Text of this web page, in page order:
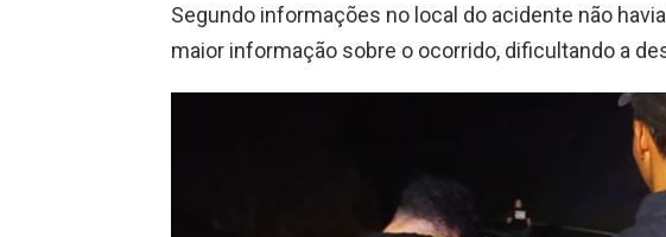
Segundo informações no local do acidente não
maior informação sobre o ocorrido, dificultando a